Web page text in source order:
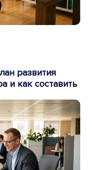
развития
и как составить